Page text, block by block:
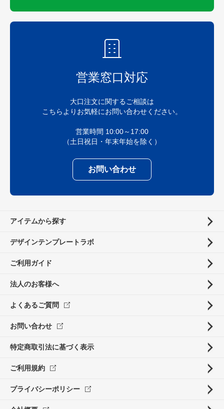
営業窓口対応
大口注文に関するご相談は
こちらよりお気軽にお問い合わせください。
営業時間 10:00～17:00
（土日祝日・年末年始を除く）
お問い合わせ
アイテムから探す
デザインテンプレートラボ
ご利用ガイド
法人のお客様へ
よくあるご質問
お問い合わせ
特定商取引法に基づく表示
ご利用規約
プライバシーポリシー